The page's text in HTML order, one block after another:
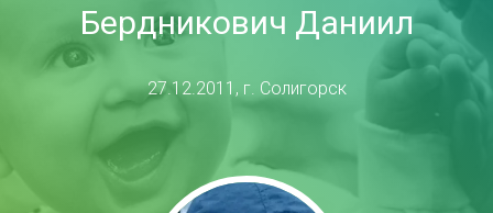
Бердникович Даниил
27.12.2011, г. Солигорск